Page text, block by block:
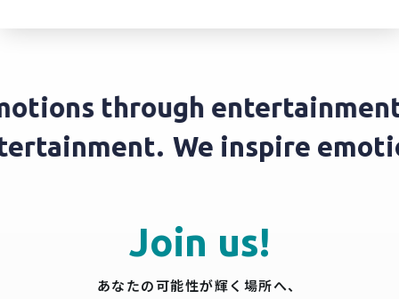
through entertainment.
We inspire
Join us!
あなたの可能性が輝く場所へ、